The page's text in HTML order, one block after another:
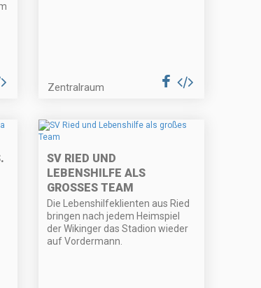
Zentralraum
SV RIED UND
LEBENSHILFE ALS
GROSSES TEAM
Die Lebenshilfeklienten aus Ried
bringen nach jedem Heimspiel
der Wikinger das Stadion wieder
auf Vordermann.